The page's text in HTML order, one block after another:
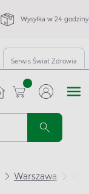
Wysyłka w 24 godziny
Serwis Świat Zdrowia
sztuk
Warszawa